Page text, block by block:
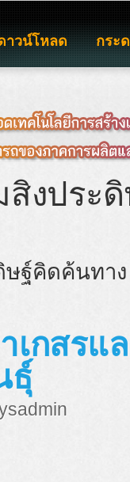
าวน์โหลด กระ
สิ่งปร
ษฐ์คิดค้นท
เกสร
ธุ์